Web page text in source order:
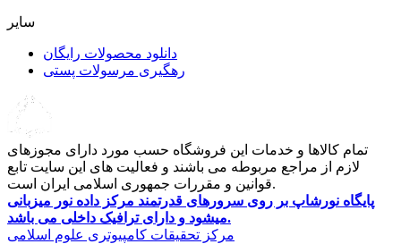
سایر
دانلود محصولات رایگان
رهگیری مرسولات پستی
تمام کالاها و خدمات این فروشگاه حسب مورد دارای مجوزهای
لازم از مراجع مربوطه می باشند و فعالیت های این سایت تابع
قوانین و مقررات جمهوری اسلامی ایران است.
پایگاه نورشاپ بر روی سرورهای قدرتمند مرکز داده نور میزبانی
میشود و دارای ترافیک داخلی می باشد.
مرکز تحقیقات کامپیوتری علوم اسلامی